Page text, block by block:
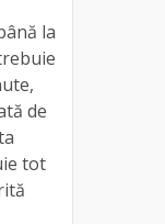
la
de
tot